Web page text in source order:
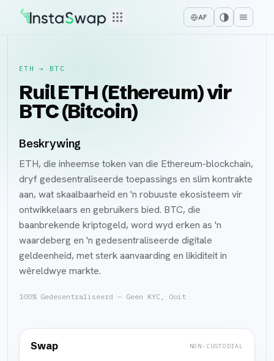
AF
ETH → BTC
Ruil ETH (Ethereum) vir
BTC (Bitcoin)
Beskrywing
ETH, die inheemse token van die Ethereum-blockchain,
dryf gedesentraliseerde toepassings en slim kontrakte
aan, wat skaalbaarheid en 'n robuuste ekosisteem vir
ontwikkelaars en gebruikers bied. BTC, die
baanbrekende kriptogeld, word wyd erken as 'n
waardeberg en 'n gedesentraliseerde digitale
geldeenheid, met sterk aanvaarding en likiditeit in
wêreldwye markte.
100% Gedesentraliseerd — Geen KYC, Ooit
Swap NON-CUSTODIAL